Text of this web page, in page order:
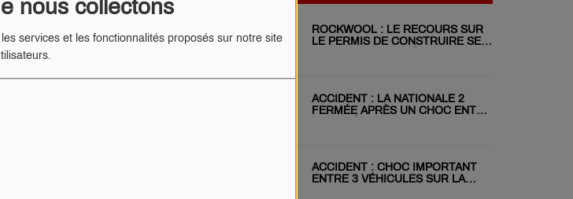
nous collectons
services et les fonctionnalités proposés sur notre site
ROCKWOOL : LE RECOURS SUR
LE PERMIS DE CONSTRUIRE SE
ACCIDENT : LA NATIONALE 2
FERMÉE APRÈS UN CHOC ENTRE
ACCIDENT : CHOC IMPORTANT
ENTRE 3 VÉHICULES SUR LA